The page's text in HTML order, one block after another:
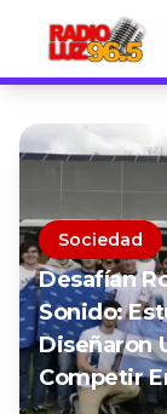
Sociedad
Desafían
Sonido:
Diseñaron
Competir